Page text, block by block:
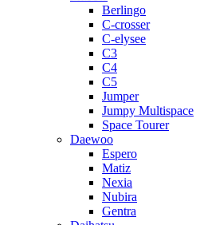
Berlingo
C-crosser
C-elysee
C3
C4
C5
Jumper
Jumpy Multispace
Space Tourer
Daewoo
Espero
Matiz
Nexia
Nubira
Gentra